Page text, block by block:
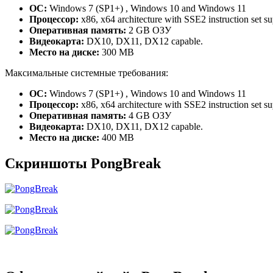
ОС: Windows 7 (SP1+) , Windows 10 and Windows 11
Процессор: x86, x64 architecture with SSE2 instruction set
Оперативная память: 2 GB ОЗУ
Видеокарта: DX10, DX11, DX12 capable.
Место на диске: 300 MB
Максимальные системные требования:
ОС: Windows 7 (SP1+) , Windows 10 and Windows 11
Процессор: x86, x64 architecture with SSE2 instruction set
Оперативная память: 4 GB ОЗУ
Видеокарта: DX10, DX11, DX12 capable.
Место на диске: 400 MB
Скриншоты PongBreak